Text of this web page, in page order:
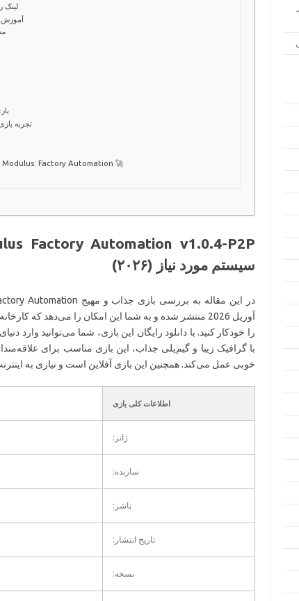
لینک
آموزش
تجربه
Factory Automation 🚀
سیستم مورد نیاز (۲۰۲۶)
آوریل 2026 منتشر شده و به شما این امکان را می‌دهد که
را خودکار کنید. با دانلود رایگان این بازی، شما می‌توانید وارد
خوبی عمل می‌کند. همچنین این بازی آفلاین است و نیازی به
اطلاعات کلی بازی
ژانر:
سازنده:
ناشر:
تاریخ انتشار:
نسخه: